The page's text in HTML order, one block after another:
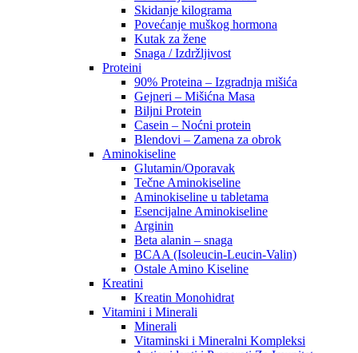
Skidanje kilograma
Povećanje muškog hormona
Kutak za žene
Snaga / Izdržljivost
Proteini
90% Proteina – Izgradnja mišića
Gejneri – Mišićna Masa
Biljni Protein
Casein – Noćni protein
Blendovi – Zamena za obrok
Aminokiseline
Glutamin/Oporavak
Tečne Aminokiseline
Aminokiseline u tabletama
Esencijalne Aminokiseline
Arginin
Beta alanin – snaga
BCAA (Isoleucin-Leucin-Valin)
Ostale Amino Kiseline
Kreatini
Kreatin Monohidrat
Vitamini i Minerali
Minerali
Vitaminski i Mineralni Kompleksi